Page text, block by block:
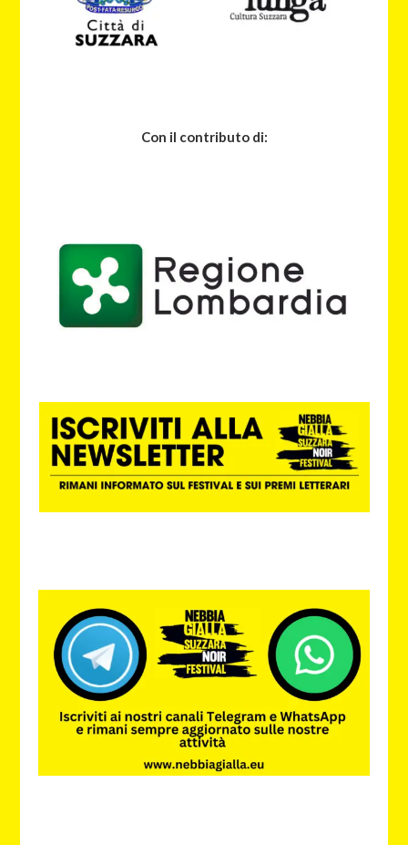
Con il contributo di: